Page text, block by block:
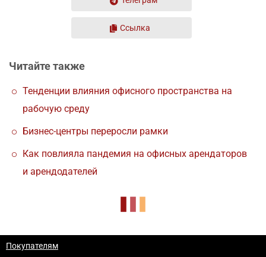
Ссылка
Читайте также
Тенденции влияния офисного пространства на
рабочую среду
Бизнес-центры переросли рамки
Как повлияла пандемия на офисных арендаторов
и арендодателей
Покупателям